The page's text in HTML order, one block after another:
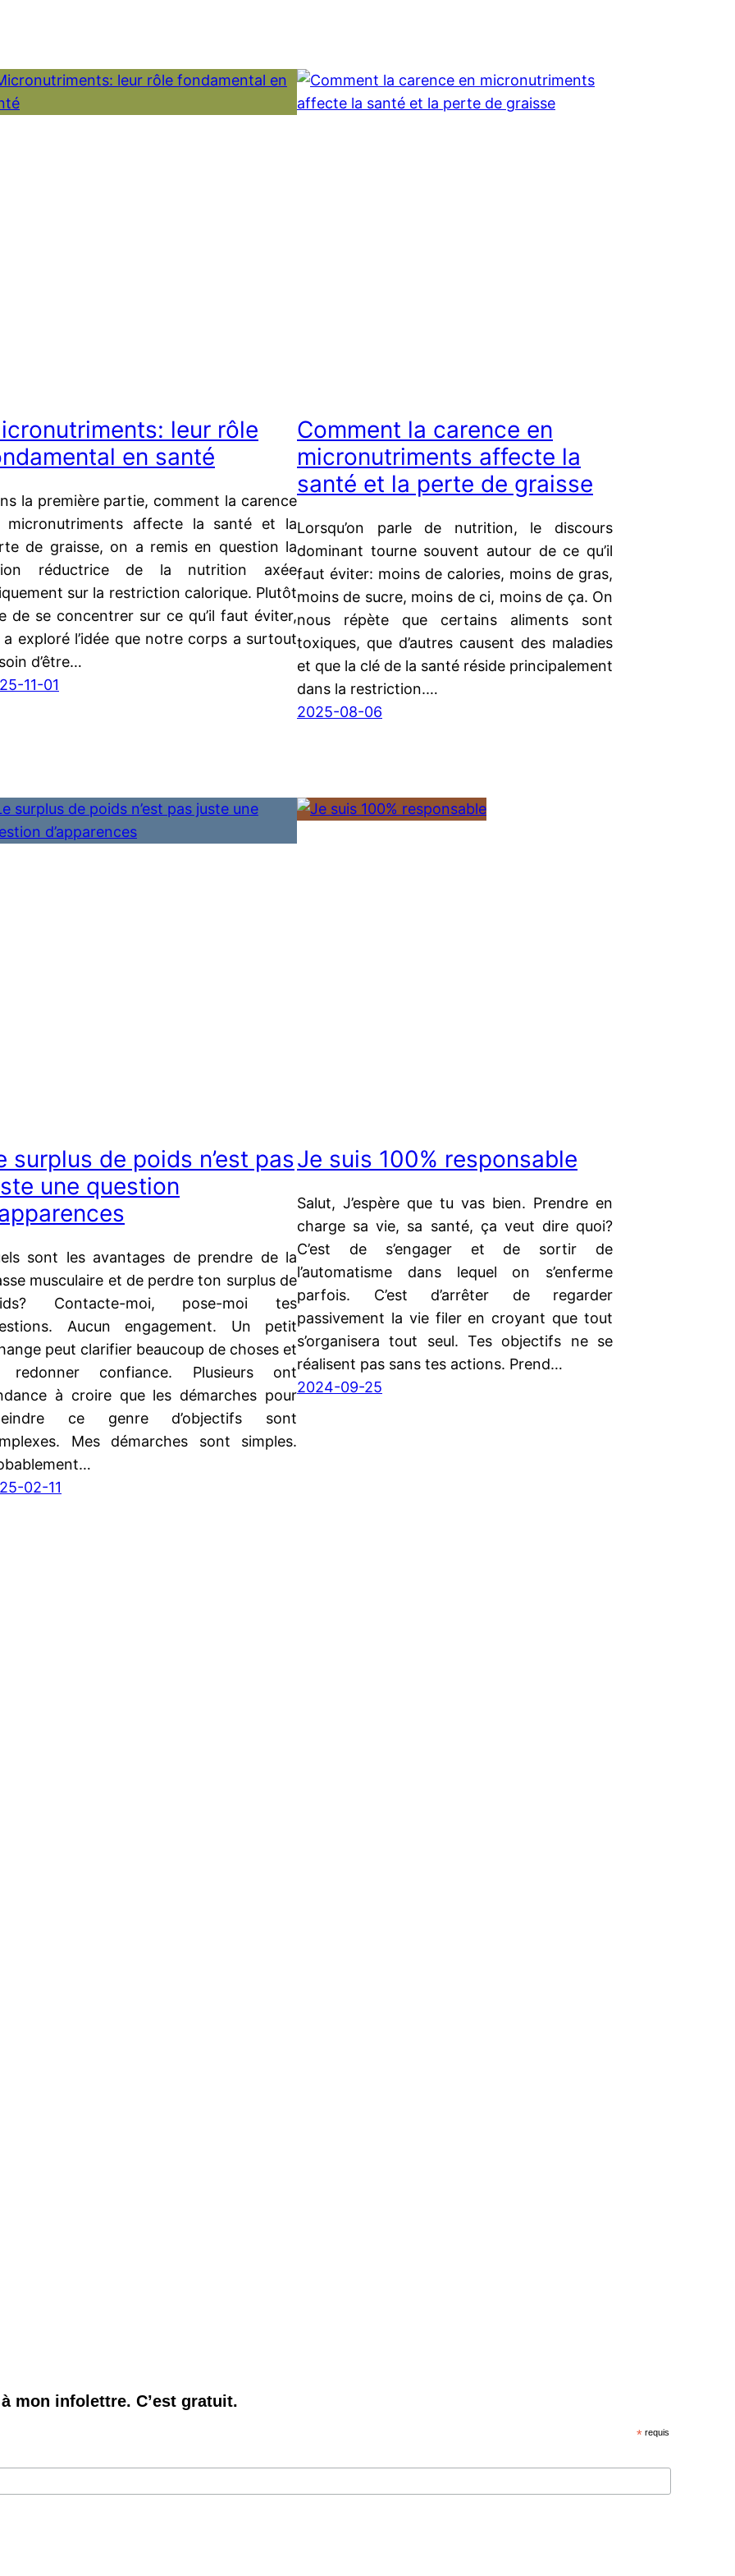
leur rôle
en santé
la première partie, comment la carence
micronutriments affecte la santé et la
de graisse, on a remis en question la
réductrice de la nutrition axée
sur la restriction calorique. Plutôt
de se concentrer sur ce qu’il faut éviter,
a exploré l’idée que notre corps a surtout
d’être…
11-01
Comment la carence en
micronutriments affecte la
santé et la perte de graisse
Lorsqu’on parle de nutrition, le discours
dominant tourne souvent autour de ce qu’il
faut éviter: moins de calories, moins de gras,
moins de sucre, moins de ci, moins de ça. On
nous répète que certains aliments sont
toxiques, que d’autres causent des maladies
et que la clé de la santé réside principalement
dans la restriction.…
2025-08-06
surplus de poids n’est pas
une question
sont les avantages de prendre de la
musculaire et de perdre ton surplus de
Contacte-moi, pose-moi tes
Aucun engagement. Un petit
peut clarifier beaucoup de choses et
confiance. Plusieurs ont
à croire que les démarches pour
ce genre d’objectifs sont
Mes démarches sont simples.
02-11
Je suis 100% responsable
Salut, J’espère que tu vas bien. Prendre en
charge sa vie, sa santé, ça veut dire quoi?
C’est de s’engager et de sortir de
l’automatisme dans lequel on s’enferme
parfois. C’est d’arrêter de regarder
passivement la vie filer en croyant que tout
s’organisera tout seul. Tes objectifs ne se
réalisent pas sans tes actions. Prend…
2024-09-25
mon infolettre. C’est gratuit.
* requis